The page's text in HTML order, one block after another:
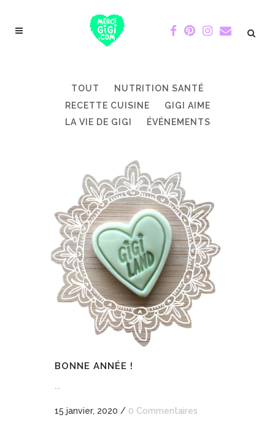
TOUT
NUTRITION SANTÉ
RECETTE CUISINE
GIGI AIME
LA VIE DE GIGI
ÉVÉNEMENTS
BONNE ANNÉE !
15 janvier, 2020 / 0 Commentaires